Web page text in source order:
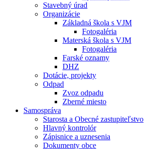
Stavebný úrad
Organizácie
Základná škola s VJM
Fotogaléria
Materská škola s VJM
Fotogaléria
Farské oznamy
DHZ
Dotácie, projekty
Odpad
Zvoz odpadu
Zberné miesto
Samospráva
Starosta a Obecné zastupiteľstvo
Hlavný kontrolór
Zápisnice a uznesenia
Dokumenty obce